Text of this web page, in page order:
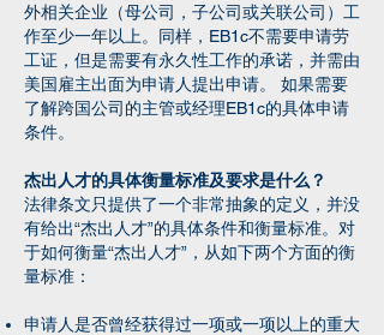
外相关企业（母公司，子公司或关联公司）工
作至少一年以上。同样，EB1c不需要申请劳
工证，但是需要有永久性工作的承诺，并需由
美国雇主出面为申请人提出申请。 如果需要
了解跨国公司的主管或经理EB1c的具体申请
条件。
杰出人才的具体衡量标准及要求是什么？
法律条文只提供了一个非常抽象的定义，并没
有给出“杰出人才”的具体条件和衡量标准。对
于如何衡量“杰出人才”，从如下两个方面的衡
量标准：
申请人是否曾经获得过一项或一项以上的重大